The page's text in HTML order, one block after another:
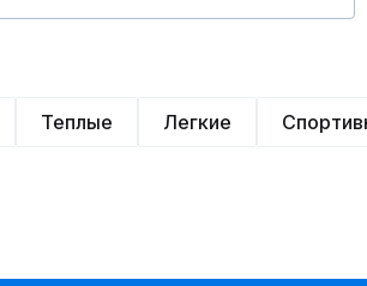
Теплые Легкие